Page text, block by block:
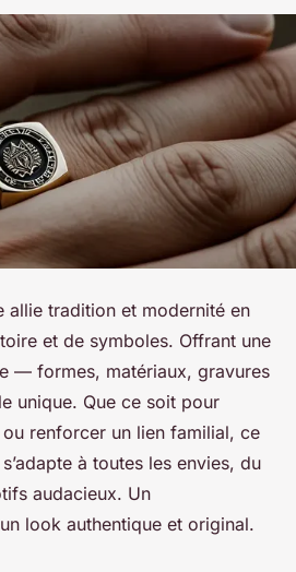
allie tradition et modernité en
et de symboles. Offrant une
— formes, matériaux, gravures
unique. Que ce soit pour
renforcer un lien familial, ce
à toutes les envies, du
audacieux. Un
look authentique et original.